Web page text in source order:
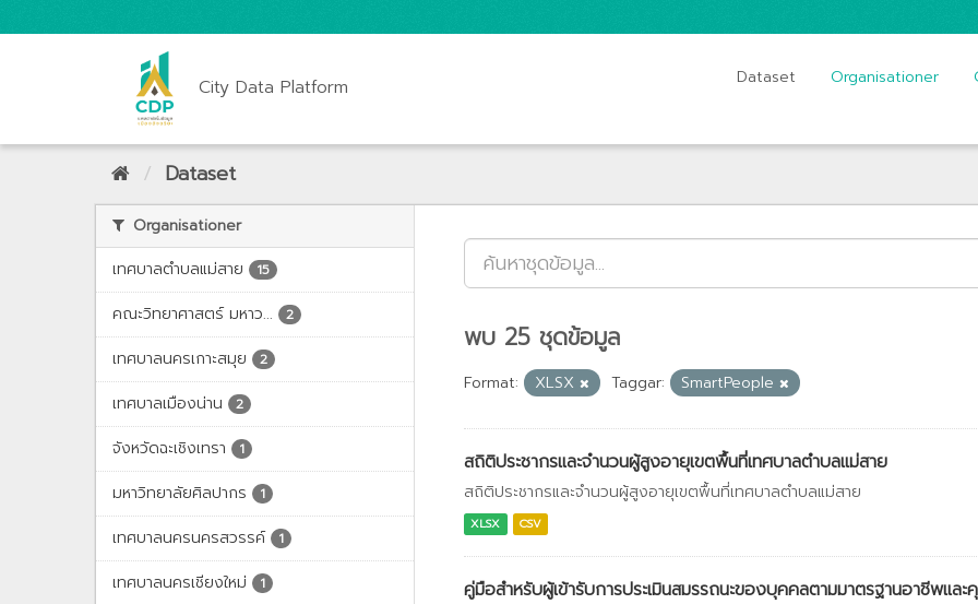
City Data Platform Dataset Organisationer
Dataset
Organisationer
เทศบาลตำบลแม่สาย
15
คณะวิทยาศาสตร์ มหาว... 2
เทศบาลนครเกาะสมุย 2
เทศบาลเมืองน่าน 2
จังหวัดฉะเชิงเทรา 1
มหาวิทยาลัยศิลปากร 1
เทศบาลนครนครสวรรค์ 1
เทศบาลนครเชียงใหม่ 1
พบ 25 ชุดข้อมูล
Format: XLSX Taggar: SmartPeople
สถิติประชากรและจำนวนผู้สูงอายุเขตพื้นที่เทศบาลตำบลแม่สาย
สถิติประชากรและจำนวนผู้สูงอายุเขตพื้นที่เทศบาลตำบลแม่สาย
XLSX CSV
คู่มือสำหรับผู้เข้ารับการประเมินสมรรถนะของบุคคลตามมาตรฐานอาชีพแ